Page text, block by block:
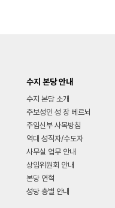
수지 본당 안내
수지 본당 소개
주보성인 성 장 베르뇌
주임신부 사목방침
역대 성직자/수도자
사무실 업무 안내
상임위원회 안내
본당 연혁
성당 층별 안내